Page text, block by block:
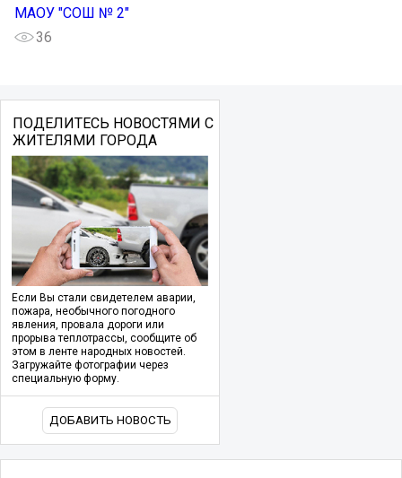
МАОУ "СОШ № 2"
36
ПОДЕЛИТЕСЬ НОВОСТЯМИ С
ЖИТЕЛЯМИ ГОРОДА
Если Вы стали свидетелем аварии,
пожара, необычного погодного
явления, провала дороги или
прорыва теплотрассы, сообщите об
этом в ленте народных новостей.
Загружайте фотографии через
специальную форму.
ДОБАВИТЬ НОВОСТЬ